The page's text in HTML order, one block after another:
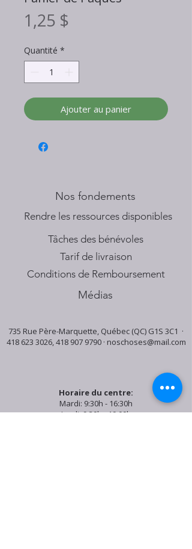
1,25 $
Quantité *
Ajouter au panier
Nos fondements
​Rendre les ressources disponibles
Tâches des bénévoles
Tarif de livraison
Conditions de Remboursement
Médias
735 Rue Père-Marquette, Québec (QC) G1S 3C1 ·
418 623 3026,418 907 9790· noschoses@mail.com
Horaire du centre:
Mardi: 9:30h - 16:30h
Jeudi: 9:30h - 19:00h